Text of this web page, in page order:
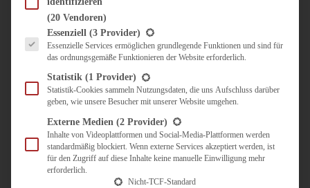
UNTERWEGS
KULINARISCH UNTERWEGS
ÜBER MICH
ZUSAMMENARBEIT
(20 Vendoren)
Es folgt eine Liste der Service-Gruppen, für die eine Einwilligung erteilt werden
Essenziell (3 Provider)
Essenzielle Services ermöglichen grundlegende Funktionen und sind für
das ordnungsgemäße Funktionieren der Website erforderlich.
Statistik (1 Provider)
Statistik-Cookies sammeln Nutzungsdaten, die uns Aufschluss darüber
geben, wie unsere Besucher mit unserer Website umgehen.
Externe Medien (2 Provider)
Inhalte von Videoplattformen und Social-Media-Plattformen werden
standardmäßig blockiert. Wenn externe Services akzeptiert werden, ist
für den Zugriff auf diese Inhalte keine manuelle Einwilligung mehr
erforderlich.
Nicht-TCF-Standard